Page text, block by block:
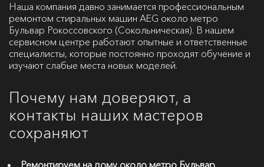
Наша компания давно занимается профессиональным
ремонтом стиральных машин AEG около метро
Бульвар Рокоссовского (Сокольническая). В нашем
сервисном центре работают опытные и ответственные
специалисты, которые постоянно проходят обучение и
изучают слабые места новых моделей.
Почему нам доверяют, а
контакты наших мастеров
сохраняют
Ремонтируем на дому около метро Бульвар